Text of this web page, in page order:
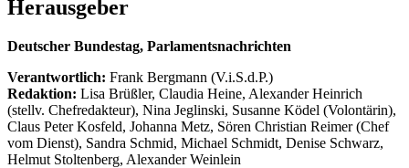
Herausgeber
Deutscher Bundestag, Parlamentsnachrichten
Verantwortlich: Frank Bergmann (V.i.S.d.P.)
Redaktion: Lisa Brüßler, Claudia Heine, Alexander Heinrich
(stellv. Chefredakteur), Nina Jeglinski, Susanne Ködel (Volontärin),
Claus Peter Kosfeld, Johanna Metz, Sören Christian Reimer (Chef
vom Dienst), Sandra Schmid, Michael Schmidt, Denise Schwarz,
Helmut Stoltenberg, Alexander Weinlein